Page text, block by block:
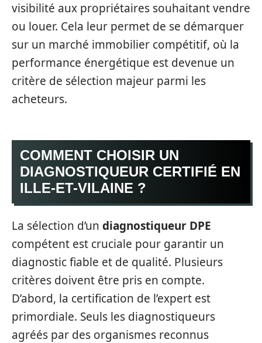
visibilité aux propriétaires souhaitant vendre
ou louer. Cela leur permet de se démarquer
sur un marché immobilier compétitif, où la
performance énergétique est devenue un
critère de sélection majeur parmi les
acheteurs.
COMMENT CHOISIR UN
DIAGNOSTIQUEUR CERTIFIÉ EN
ILLE-ET-VILAINE ?
La sélection d’un diagnostiqueur DPE
compétent est cruciale pour garantir un
diagnostic fiable et de qualité. Plusieurs
critères doivent être pris en compte.
D’abord, la certification de l’expert est
primordiale. Seuls les diagnostiqueurs
agréés par des organismes reconnus